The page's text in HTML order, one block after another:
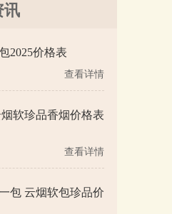
讯
2025价格表
查看详情
软珍品香烟价格表
查看详情
包 云烟软包珍品价